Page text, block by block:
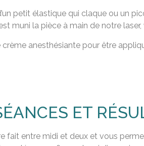
petit élastique qui claque ou un
muni la pièce à main de notre
anesthésiante pour être
ET
fait entre midi et deux et vous